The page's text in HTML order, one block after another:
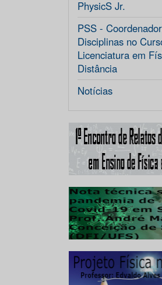
PhysicS Jr.
PSS -
Disciplinas no
Licenciatura em
Distância
Notícias